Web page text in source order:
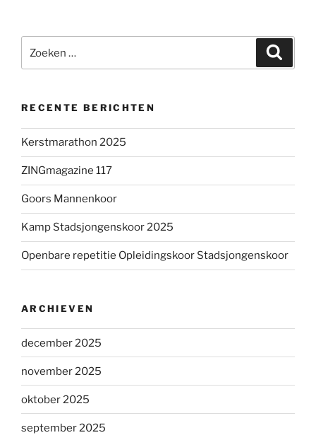
naar:
RECENTE BERICHTEN
Kerstmarathon 2025
ZINGmagazine 117
Goors Mannenkoor
Kamp Stadsjongenskoor 2025
Openbare repetitie Opleidingskoor Stadsjongenskoor
ARCHIEVEN
december 2025
november 2025
oktober 2025
september 2025